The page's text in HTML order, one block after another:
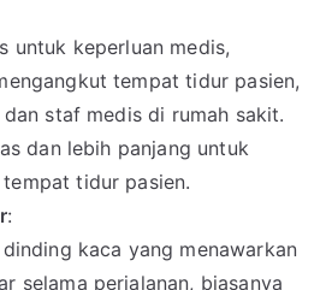
untuk keperluan medis,
tempat tidur pasien,
staf medis di rumah sakit.
dan lebih panjang untuk
tidur pasien.
:
kaca yang menawarkan
selama perjalanan, biasanya